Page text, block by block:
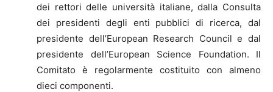
dei rettori delle università italiane, dalla Consulta
dei presidenti degli enti pubblici di ricerca, dal
presidente dell’European Research Council e dal
presidente dell’European Science Foundation. Il
Comitato è regolarmente costituito con almeno
dieci componenti.